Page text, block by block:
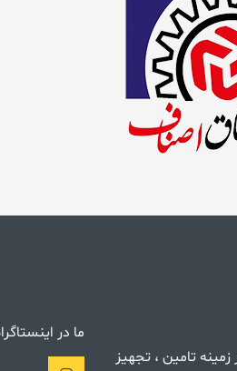
ما در
در زمینه تامین ، تجهیز